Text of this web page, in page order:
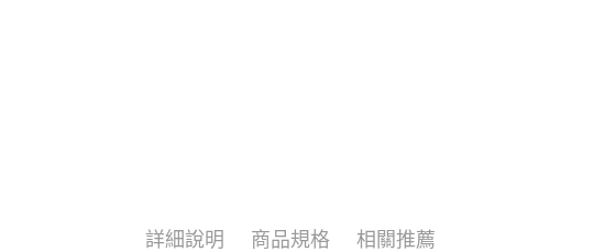
詳細說明 商品規格 相關推薦